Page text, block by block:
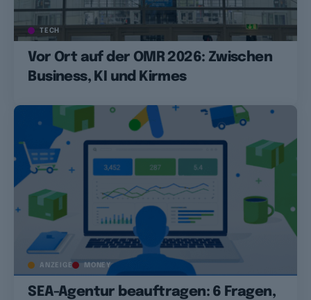
TECH
Vor Ort auf der OMR 2026: Zwischen
Business, KI und Kirmes
ANZEIGE MONEY
SEA-Agentur beauftragen: 6 Fragen,